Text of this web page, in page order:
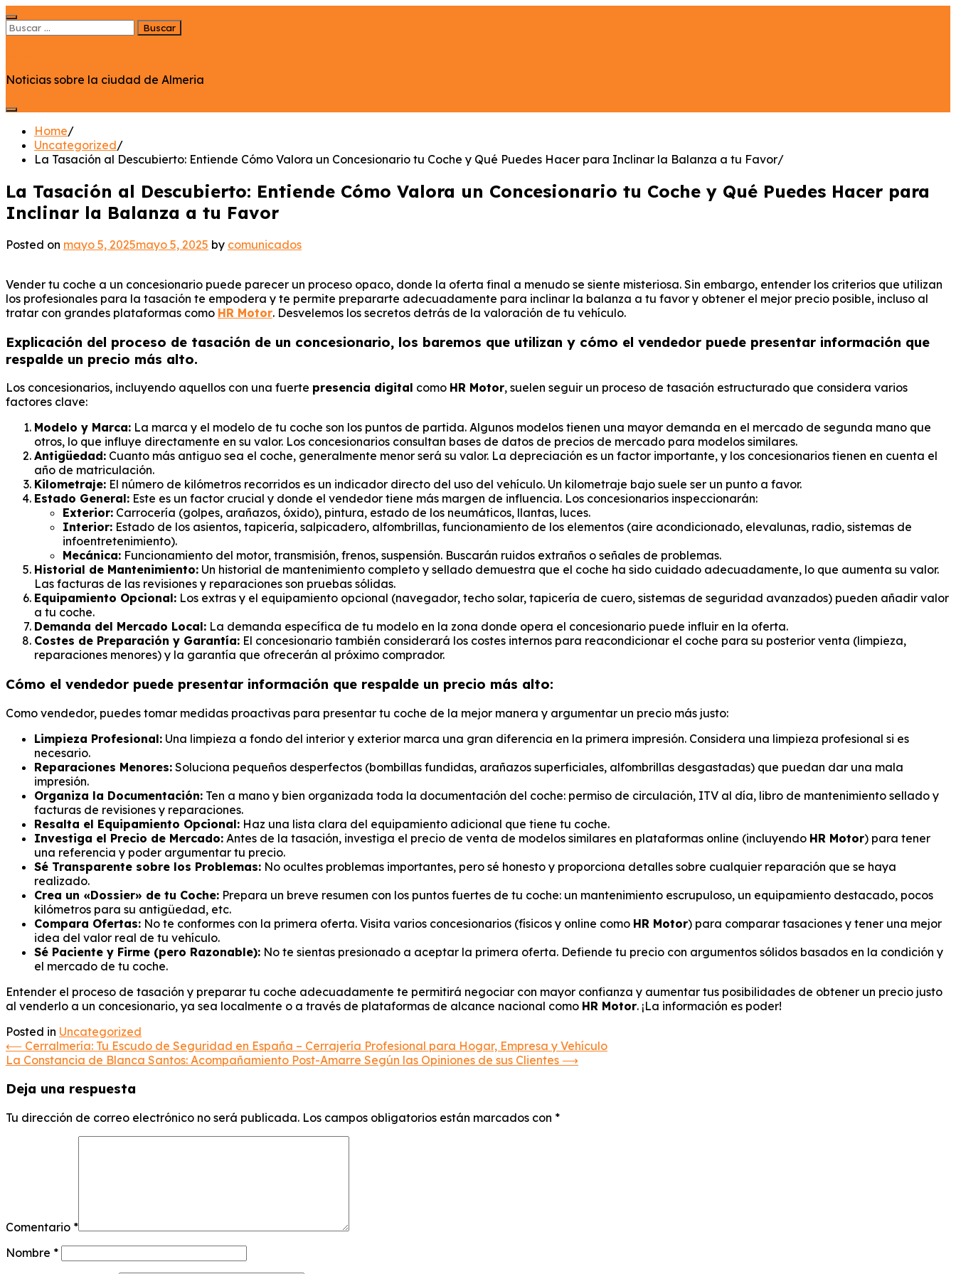
Skip
to
Buscar:
Noticias sobre la ciudad de Almeria
Home
Uncategorized
La Tasación al Descubierto: Entiende Cómo Valora un Concesionario tu Coche y Qué Puedes Hacer para Inclinar la Balanza a tu Favor
La Tasación al Descubierto: Entiende Cómo Valora un Concesionario tu Coche y Qué Puedes Hacer para
Inclinar la Balanza a tu Favor
Posted on mayo 5, 2025mayo 5, 2025 by comunicados
Vender tu coche a un concesionario puede parecer un proceso opaco, donde la oferta final a menudo se siente misteriosa. Sin embargo, entender los criterios que utilizan
los profesionales para la tasación te empodera y te permite prepararte adecuadamente para inclinar la balanza a tu favor y obtener el mejor precio posible, incluso al
tratar con grandes plataformas como HR Motor. Desvelemos los secretos detrás de la valoración de tu vehículo.
Explicación del proceso de tasación de un concesionario, los baremos que utilizan y cómo el vendedor puede presentar información que
respalde un precio más alto.
Los concesionarios, incluyendo aquellos con una fuerte presencia digital como HR Motor, suelen seguir un proceso de tasación estructurado que considera varios
factores clave:
Modelo y Marca: La marca y el modelo de tu coche son los puntos de partida. Algunos modelos tienen una mayor demanda en el mercado de segunda mano que
otros, lo que influye directamente en su valor. Los concesionarios consultan bases de datos de precios de mercado para modelos similares.
Antigüedad: Cuanto más antiguo sea el coche, generalmente menor será su valor. La depreciación es un factor importante, y los concesionarios tienen en cuenta el
año de matriculación.
Kilometraje: El número de kilómetros recorridos es un indicador directo del uso del vehículo. Un kilometraje bajo suele ser un punto a favor.
Estado General: Este es un factor crucial y donde el vendedor tiene más margen de influencia. Los concesionarios inspeccionarán:
Exterior: Carrocería (golpes, arañazos, óxido), pintura, estado de los neumáticos, llantas, luces.
Interior: Estado de los asientos, tapicería, salpicadero, alfombrillas, funcionamiento de los elementos (aire acondicionado, elevalunas, radio, sistemas de
infoentretenimiento).
Mecánica: Funcionamiento del motor, transmisión, frenos, suspensión. Buscarán ruidos extraños o señales de problemas.
Historial de Mantenimiento: Un historial de mantenimiento completo y sellado demuestra que el coche ha sido cuidado adecuadamente, lo que aumenta su valor.
Las facturas de las revisiones y reparaciones son pruebas sólidas.
Equipamiento Opcional: Los extras y el equipamiento opcional (navegador, techo solar, tapicería de cuero, sistemas de seguridad avanzados) pueden añadir valor
a tu coche.
Demanda del Mercado Local: La demanda específica de tu modelo en la zona donde opera el concesionario puede influir en la oferta.
Costes de Preparación y Garantía: El concesionario también considerará los costes internos para reacondicionar el coche para su posterior venta (limpieza,
reparaciones menores) y la garantía que ofrecerán al próximo comprador.
Cómo el vendedor puede presentar información que respalde un precio más alto:
Como vendedor, puedes tomar medidas proactivas para presentar tu coche de la mejor manera y argumentar un precio más justo:
Limpieza Profesional: Una limpieza a fondo del interior y exterior marca una gran diferencia en la primera impresión. Considera una limpieza profesional si es
necesario.
Reparaciones Menores: Soluciona pequeños desperfectos (bombillas fundidas, arañazos superficiales, alfombrillas desgastadas) que puedan dar una mala
impresión.
Organiza la Documentación: Ten a mano y bien organizada toda la documentación del coche: permiso de circulación, ITV al día, libro de mantenimiento sellado y
facturas de revisiones y reparaciones.
Resalta el Equipamiento Opcional: Haz una lista clara del equipamiento adicional que tiene tu coche.
Investiga el Precio de Mercado: Antes de la tasación, investiga el precio de venta de modelos similares en plataformas online (incluyendo HR Motor) para tener
una referencia y poder argumentar tu precio.
Sé Transparente sobre los Problemas: No ocultes problemas importantes, pero sé honesto y proporciona detalles sobre cualquier reparación que se haya
realizado.
Crea un «Dossier» de tu Coche: Prepara un breve resumen con los puntos fuertes de tu coche: un mantenimiento escrupuloso, un equipamiento destacado, pocos
kilómetros para su antigüedad, etc.
Compara Ofertas: No te conformes con la primera oferta. Visita varios concesionarios (físicos y online como HR Motor) para comparar tasaciones y tener una mejor
idea del valor real de tu vehículo.
Sé Paciente y Firme (pero Razonable): No te sientas presionado a aceptar la primera oferta. Defiende tu precio con argumentos sólidos basados en la condición y
el mercado de tu coche.
Entender el proceso de tasación y preparar tu coche adecuadamente te permitirá negociar con mayor confianza y aumentar tus posibilidades de obtener un precio justo
al venderlo a un concesionario, ya sea localmente o a través de plataformas de alcance nacional como HR Motor. ¡La información es poder!
Posted in Uncategorized
Navegación
de
entradas
⟵ Cerralmería: Tu Escudo de Seguridad en España – Cerrajería Profesional para Hogar, Empresa y Vehículo
La Constancia de Blanca Santos: Acompañamiento Post-Amarre Según las Opiniones de sus Clientes ⟶
Deja una respuesta
Tu dirección de correo electrónico no será publicada. Los campos obligatorios están marcados con *
Comentario *
Nombre *